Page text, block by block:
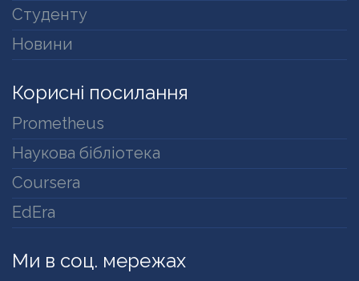
Студенту
Новини
Корисні посилання
Prometheus
Наукова бібліотека
Coursera
EdEra
Ми в соц. мережах